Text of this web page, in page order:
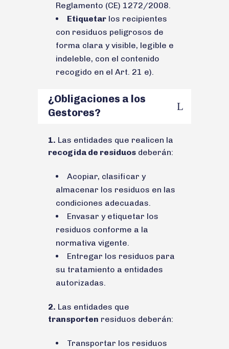
Reglamento (CE) 1272/2008.
Etiquetar los recipientes
con residuos peligrosos de
forma clara y visible, legible e
indeleble, con el contenido
recogido en el Art. 21 e).
¿Obligaciones a los
Gestores?
1. Las entidades que realicen la
recogida de residuos deberán:
Acopiar, clasificar y
almacenar los residuos en las
condiciones adecuadas.
Envasar y etiquetar los
residuos conforme a la
normativa vigente.
Entregar los residuos para
su tratamiento a entidades
autorizadas.
2. Las entidades que
transporten residuos deberán:
Transportar los residuos